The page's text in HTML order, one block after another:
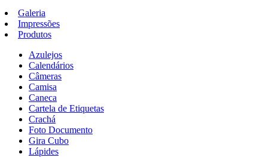
Galeria
Impressões
Produtos
Azulejos
Calendários
Câmeras
Camisa
Caneca
Cartela de Etiquetas
Crachá
Foto Documento
Gira Cubo
Lápides